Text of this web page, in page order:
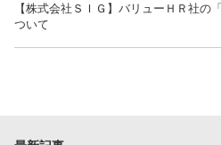
【株式会社ＳＩＧ】バリューＨＲ社の
ついて